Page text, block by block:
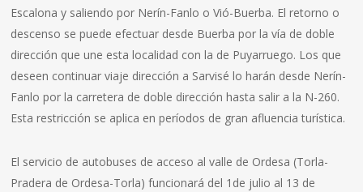
Escalona y saliendo por Nerín-Fanlo o Vió-Buerba. El retorno o
descenso se puede efectuar desde Buerba por la vía de doble
dirección que une esta localidad con la de Puyarruego. Los que
deseen continuar viaje dirección a Sarvisé lo harán desde Nerín-
Fanlo por la carretera de doble dirección hasta salir a la N-260.
Esta restricción se aplica en períodos de gran afluencia turística.
El servicio de autobuses de acceso al valle de Ordesa (Torla-
Pradera de Ordesa-Torla) funcionará del 1de julio al 13 de